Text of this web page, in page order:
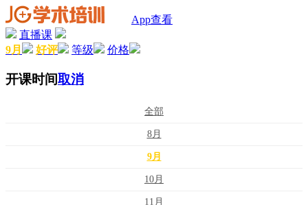
App查看
直播课
9月
好评 等级 价格
开课时间取消
全部
8月
9月
10月
11月